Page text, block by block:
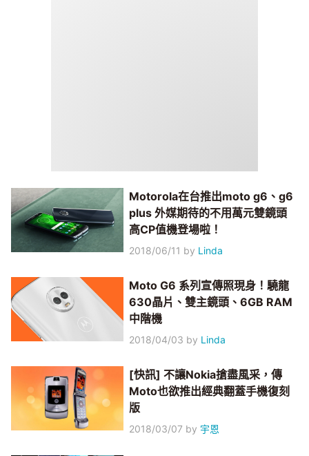
Motorola在台推出moto g6、g6
plus 外媒期待的不用萬元雙鏡頭
高CP值機登場啦！
2018/06/11 by Linda
Moto G6 系列宣傳照現身！驍龍
630晶片、雙主鏡頭、6GB RAM
中階機
2018/04/03 by Linda
[快訊] 不讓Nokia搶盡風采，傳
Moto也欲推出經典翻蓋手機復刻
版
2018/03/07 by 宇恩